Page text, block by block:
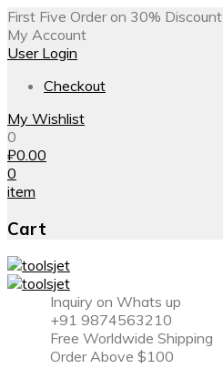
First Five Order on 30% Discount
My Account
User Login
Checkout
My Wishlist
0
₽0.00
0
item
Cart
Inquiry on Whats up
+91 9874563210
Free Worldwide Shipping
Order Above $100